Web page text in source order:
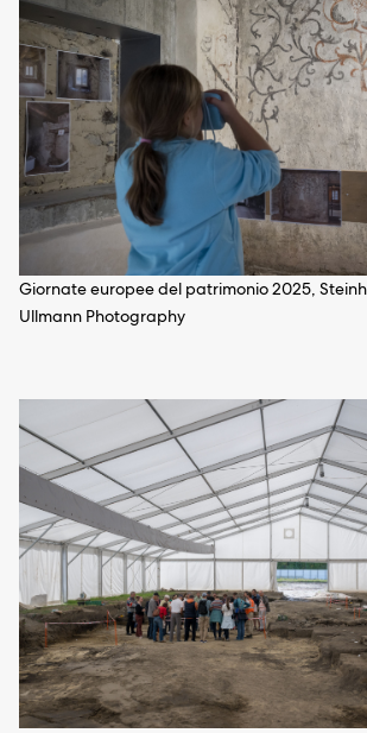
Giornate europee del patrimonio 2025,
Ullmann Photography